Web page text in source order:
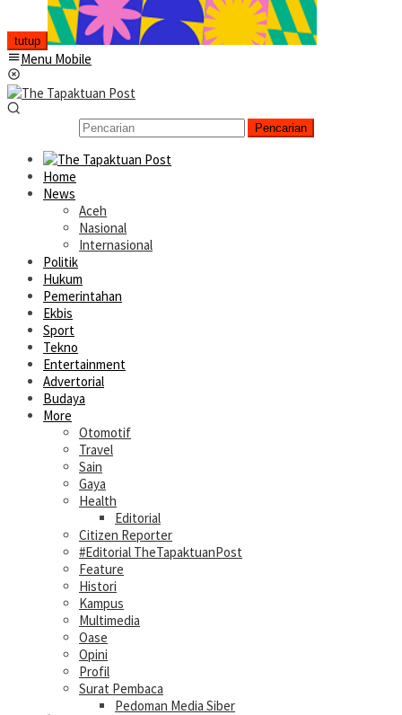
tutup
Menu Mobile
Pencarian
Home
News
Aceh
Nasional
Internasional
Politik
Hukum
Pemerintahan
Ekbis
Sport
Tekno
Entertainment
Advertorial
Budaya
More
Otomotif
Travel
Sain
Gaya
Health
Editorial
Citizen Reporter
#Editorial TheTapaktuanPost
Feature
Histori
Kampus
Multimedia
Oase
Opini
Profil
Surat Pembaca
Pedoman Media Siber